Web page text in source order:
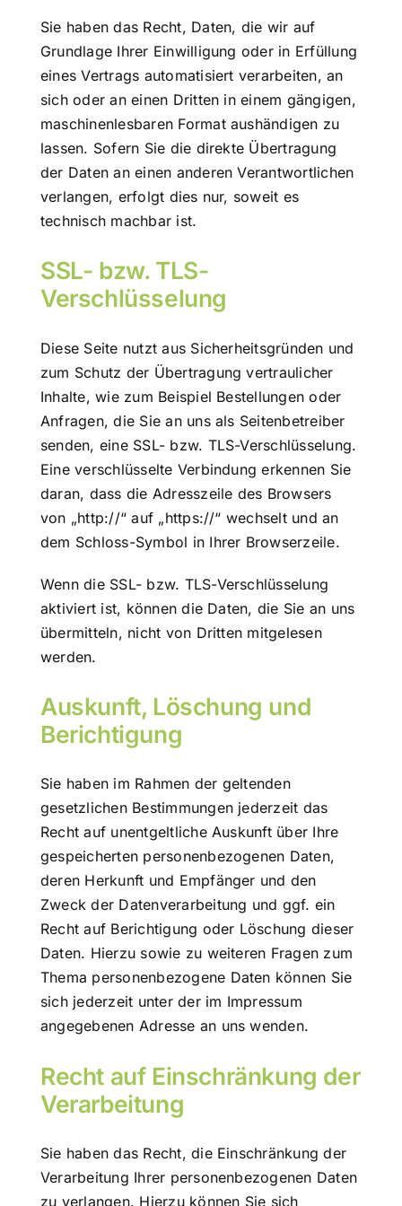
Sie haben das Recht, Daten, die wir auf
Grundlage Ihrer Einwilligung oder in Erfüllung
eines Vertrags automatisiert verarbeiten, an
sich oder an einen Dritten in einem gängigen,
maschinenlesbaren Format aushändigen zu
lassen. Sofern Sie die direkte Übertragung
der Daten an einen anderen Verantwortlichen
verlangen, erfolgt dies nur, soweit es
technisch machbar ist.
SSL- bzw. TLS-
Verschlüsselung
Diese Seite nutzt aus Sicherheitsgründen und
zum Schutz der Übertragung vertraulicher
Inhalte, wie zum Beispiel Bestellungen oder
Anfragen, die Sie an uns als Seitenbetreiber
senden, eine SSL- bzw. TLS-Verschlüsselung.
Eine verschlüsselte Verbindung erkennen Sie
daran, dass die Adresszeile des Browsers
von „http://“ auf „https://“ wechselt und an
dem Schloss-Symbol in Ihrer Browserzeile.
Wenn die SSL- bzw. TLS-Verschlüsselung
aktiviert ist, können die Daten, die Sie an uns
übermitteln, nicht von Dritten mitgelesen
werden.
Auskunft, Löschung und
Berichtigung
Sie haben im Rahmen der geltenden
gesetzlichen Bestimmungen jederzeit das
Recht auf unentgeltliche Auskunft über Ihre
gespeicherten personenbezogenen Daten,
deren Herkunft und Empfänger und den
Zweck der Datenverarbeitung und ggf. ein
Recht auf Berichtigung oder Löschung dieser
Daten. Hierzu sowie zu weiteren Fragen zum
Thema personenbezogene Daten können Sie
sich jederzeit unter der im Impressum
angegebenen Adresse an uns wenden.
Recht auf Einschränkung der
Verarbeitung
Sie haben das Recht, die Einschränkung der
Verarbeitung Ihrer personenbezogenen Daten
zu verlangen. Hierzu können Sie sich